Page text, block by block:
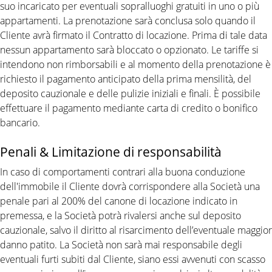
suo incaricato per eventuali sopralluoghi gratuiti in uno o più
appartamenti. La prenotazione sarà conclusa solo quando il
Cliente avrà firmato il Contratto di locazione. Prima di tale data
nessun appartamento sarà bloccato o opzionato. Le tariffe si
intendono non rimborsabili e al momento della prenotazione è
richiesto il pagamento anticipato della prima mensilità, del
deposito cauzionale e delle pulizie iniziali e finali. È possibile
effettuare il pagamento mediante carta di credito o bonifico
bancario.
Penali & Limitazione di responsabilità
In caso di comportamenti contrari alla buona conduzione
dell'immobile il Cliente dovrà corrispondere alla Società una
penale pari al 200% del canone di locazione indicato in
premessa, e la Società potrà rivalersi anche sul deposito
cauzionale, salvo il diritto al risarcimento dell’eventuale maggior
danno patito. La Società non sarà mai responsabile degli
eventuali furti subiti dal Cliente, siano essi avvenuti con scasso